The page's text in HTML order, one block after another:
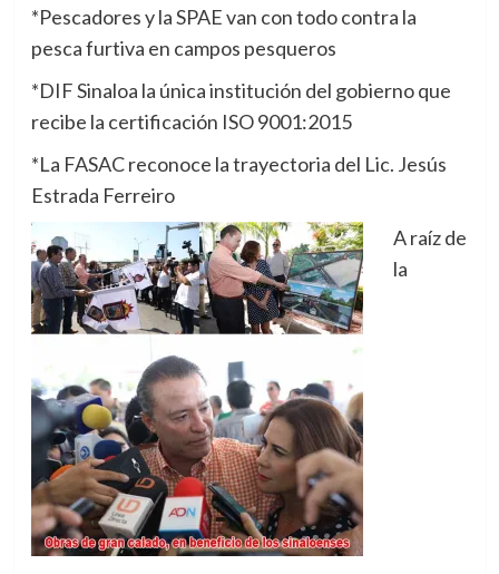
*Pescadores y la SPAE van con todo contra la
pesca furtiva en campos pesqueros
*DIF Sinaloa la única institución del gobierno que
recibe la certificación ISO 9001:2015
*La FASAC reconoce la trayectoria del Lic. Jesús
Estrada Ferreiro
A raíz de
la